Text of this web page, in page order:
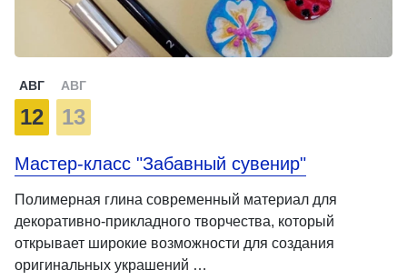
АВГ
12
АВГ
13
Мастер-класс "Забавный сувенир"
Полимерная глина современный материал для
декоративно-прикладного творчества, который
открывает широкие возможности для создания
оригинальных украшений …